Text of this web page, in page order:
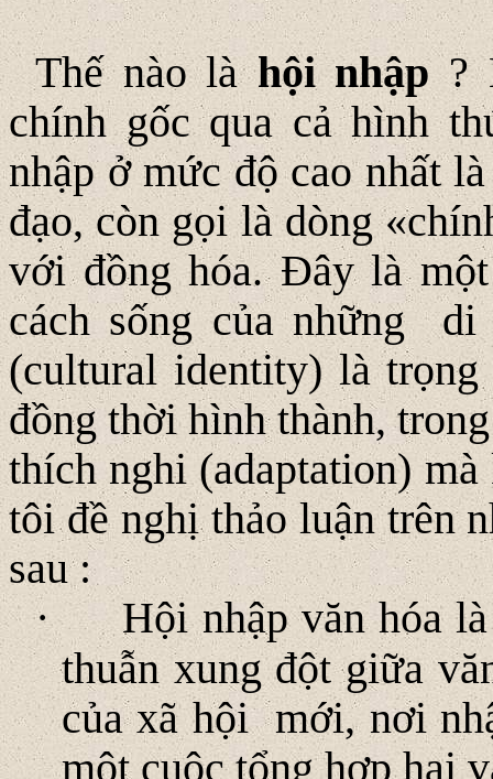
Thế nào làhội nhập?
chính gốc qua cả hình
nhập ở mức độ cao nhất
đạo, còn gọi là dòng
với đồng hóa. Ðây là
cách sống của những di
(cultural identity) là
đồng thời hình thành,
thích nghi (adaptation)
tôi đề nghị thảo luận trên
sau :
·
Hội nhập văn hóa
thuẫn xung đột giữa
của xã hội mới, nơi
một cuộc tổng hợp hai